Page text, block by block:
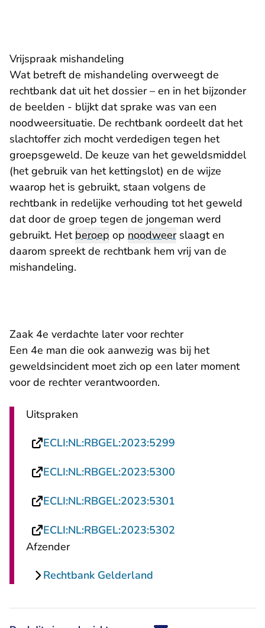
Vrijspraak mishandeling
Wat betreft de mishandeling overweegt de
rechtbank dat uit het dossier – en in het bijzonder
de beelden - blijkt dat sprake was van een
noodweersituatie. De rechtbank oordeelt dat het
slachtoffer zich mocht verdedigen tegen het
groepsgeweld. De keuze van het geweldsmiddel
(het gebruik van het kettingslot) en de wijze
waarop het is gebruikt, staan volgens de
rechtbank in redelijke verhouding tot het geweld
dat door de groep tegen de jongeman werd
gebruikt. Hetberoep op noodweerslaagt en
daarom spreekt de rechtbank hem vrij van de
mishandeling.
Zaak 4e verdachte later voor rechter
Een 4e man die ook aanwezig was bij het
geweldsincident moet zich op een later moment
voor de rechter verantwoorden.
Uitspraken
ECLI:NL:RBGEL:2023:5299
ECLI:NL:RBGEL:2023:5300
ECLI:NL:RBGEL:2023:5301
ECLI:NL:RBGEL:2023:5302
Afzender
Rechtbank Gelderland